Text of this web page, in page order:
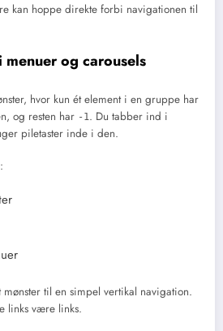
kan hoppe direkte forbi navigationen til
og carousels
hvor kun ét element i en gruppe har
og resten har -1 . Du tabber ind i
piletaster inde i den.
til en simpel vertikal navigation.
links være links.